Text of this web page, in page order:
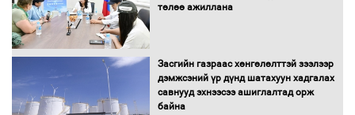
төлөө ажиллана
Засгийн газраас хөнгөлөлттэй зээлээр
дэмжсэний үр дүнд шатахуун хадгалах
савнууд эхнээсээ ашиглалтад орж
байна